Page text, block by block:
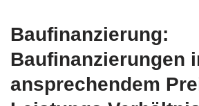
Baufinanzierung:
Baufinanzierungen
ansprechendem